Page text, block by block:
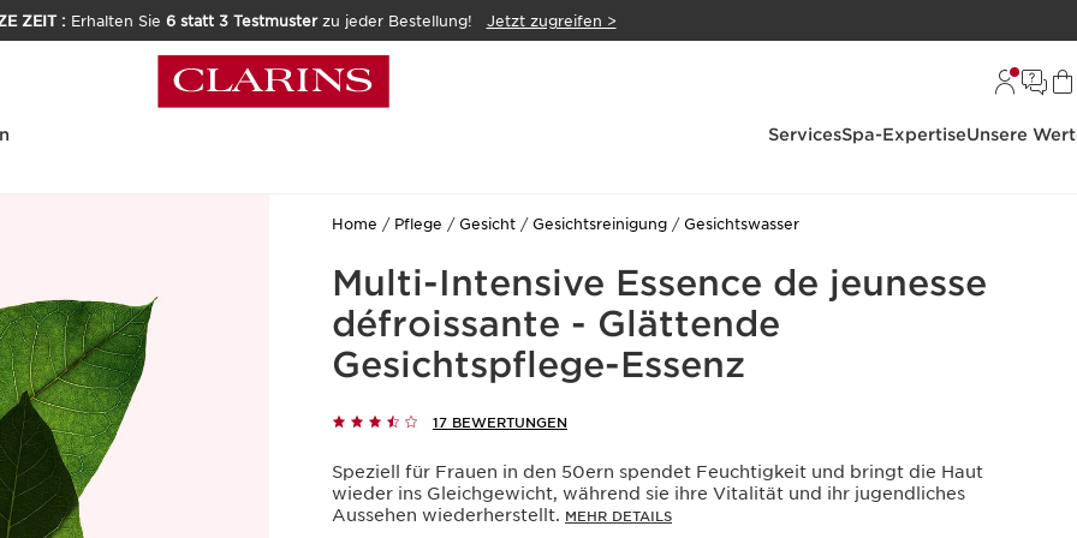
ZEIT : Erhalten Sie 6 statt 3 Testmusterzu jeder Bestellung! Jetzt zugreifen >
ServicesSpa-ExpertiseUnsere
Home Pflege Gesicht Gesichtsreinigung Gesichtswasser
Multi-Intensive Essence de jeunesse
défroissante - Glättende
Gesichtspflege-Essenz
17 BEWERTUNGEN
Speziell für Frauen in den 50ern spendet Feuchtigkeit und bringt die Haut
wieder ins Gleichgewicht, während sie ihre Vitalität und ihr jugendliches
Aussehen wiederherstellt. MEHR DETAILS